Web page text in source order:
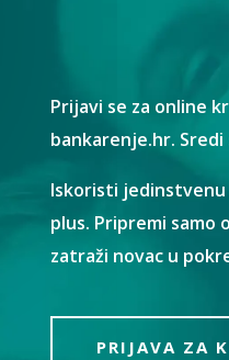
Prijavi se za online
bankarenje.hr.
Iskoristi
plus. Pripremi samo
zatraži novac u
PRIJAVA ZA